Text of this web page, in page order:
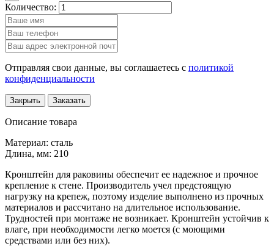
Количество:
Отправляя свои данные, вы соглашаетесь с политикой
конфиденциальности
Закрыть Заказать
Описание товара
Материал: сталь
Длина, мм: 210
Кронштейн для раковины обеспечит ее надежное и прочное
крепление к стене. Производитель учел предстоящую
нагрузку на крепеж, поэтому изделие выполнено из прочных
материалов и рассчитано на длительное использование.
Трудностей при монтаже не возникает. Кронштейн устойчив к
влаге, при необходимости легко моется (с моющими
средствами или без них).